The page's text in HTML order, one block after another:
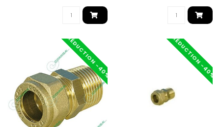
RÉDUCTION -40% RÉDUCTION -40%